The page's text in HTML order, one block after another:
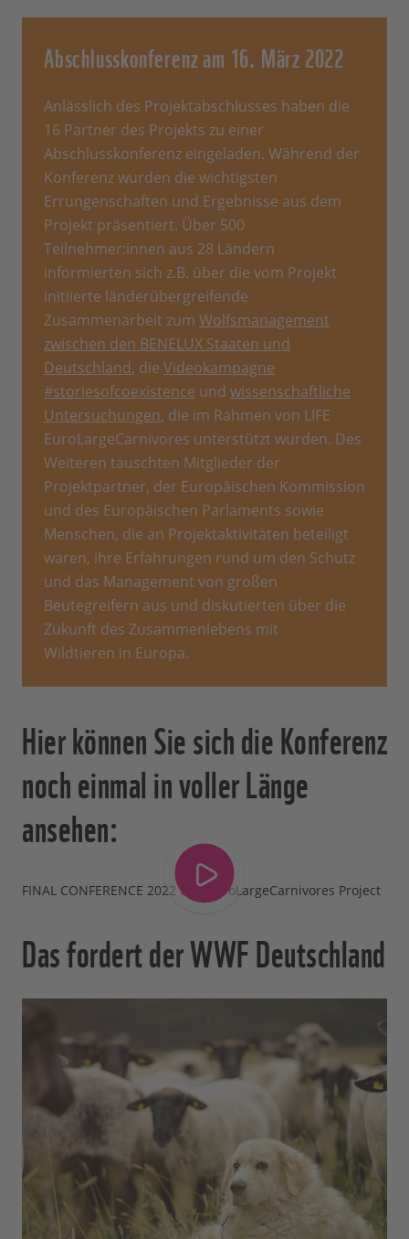
Abschlusskonferenz am 16. März 2022
Anlässlich des Projektabschlusses haben die
16 Partner des Projekts zu einer
Abschlusskonferenz eingeladen. Während der
Konferenz wurden die wichtigsten
Errungenschaften und Ergebnisse aus dem
Projekt präsentiert. Über 500
Teilnehmer:innen aus 28 Ländern
informierten sich z.B. über die vom Projekt
initiierte länderübergreifende
Zusammenarbeit zum Wolfsmanagement
zwischen den BENELUX Staaten und
Deutschland, die Videokampagne
#storiesofcoexistence und wissenschaftliche
Untersuchungen, die im Rahmen von LIFE
EuroLargeCarnivores unterstützt wurden. Des
Weiteren tauschten Mitglieder der
Projektpartner, der Europäischen Kommission
und des Europäischen Parlaments sowie
Menschen, die an Projektaktivitäten beteiligt
waren, ihre Erfahrungen rund um den Schutz
und das Management von großen
Beutegreifern aus und diskutierten über die
Zukunft des Zusammenlebens mit
Wildtieren in Europa.
Hier können Sie sich die Konferenz
noch einmal in voller Länge
ansehen:
FINAL CONFERENCE 2022 LIFE EuroLargeCarnivores Project
Das fordert der WWF Deutschland